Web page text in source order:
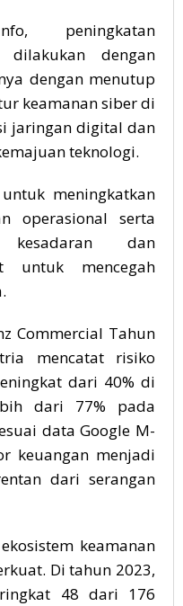
peningkatan
dengan
dengan menutup
keamanan siber di
jaringan digital dan
teknologi.
meningkatkan
operasional serta
kesadaran dan
untuk mencegah
Commercial Tahun
mencatat risiko
dari 40% di
dari 77% pada
data Google M-
keuangan menjadi
dari serangan
keamanan
Di tahun 2023,
48 dari 176